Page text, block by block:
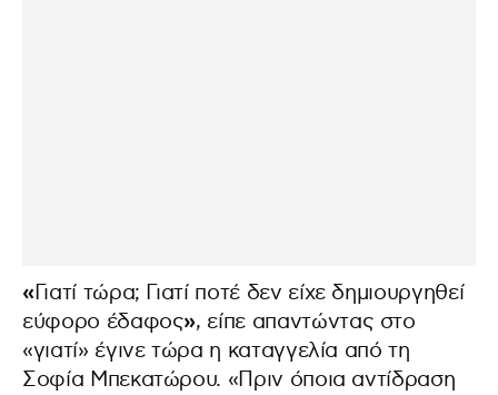
«Γιατί τώρα; Γιατί ποτέ δεν είχε δημιουργηθεί
εύφορο έδαφος», είπε απαντώντας στο
«γιατί» έγινε τώρα η καταγγελία από τη
Σοφία Μπεκατώρου. «Πριν όποια αντίδραση